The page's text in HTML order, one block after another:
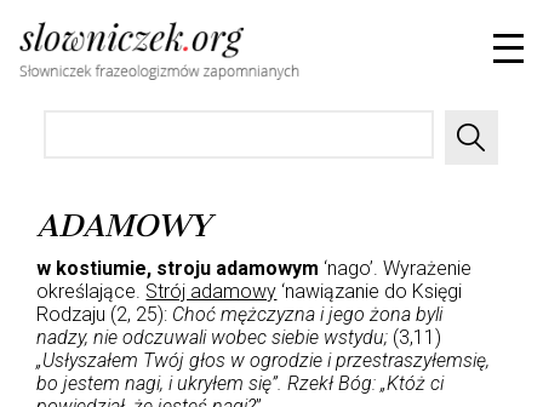
ADAMOWY
w kostiumie, stroju adamowym ‘nago’. Wyrażenie
określające. Strój adamowy ‘nawiązanie do Księgi
Rodzaju (2, 25): Choć mężczyzna i jego żona byli
nadzy, nie odczuwali wobec siebie wstydu; (3,11)
„Usłyszałem Twój głos w ogrodzie i przestraszyłemsię,
bo jestem nagi, i ukryłem się”. Rzekł Bóg: „Któż ci